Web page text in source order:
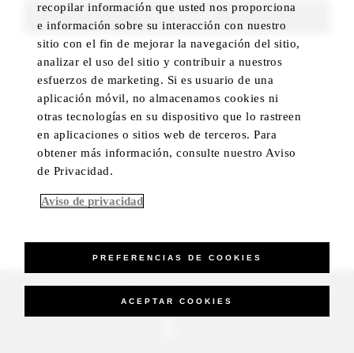
FIND ROOMS
_Four Seasons Hotels Limited 1997-2026. All Rights Reserved.
recopilar información que usted nos proporciona
e información sobre su interacción con nuestro
sitio con el fin de mejorar la navegación del sitio,
analizar el uso del sitio y contribuir a nuestros
esfuerzos de marketing. Si es usuario de una
aplicación móvil, no almacenamos cookies ni
otras tecnologías en su dispositivo que lo rastreen
en aplicaciones o sitios web de terceros. Para
obtener más información, consulte nuestro Aviso
de Privacidad.
Aviso de privacidad
PREFERENCIAS DE COOKIES
ACEPTAR COOKIES